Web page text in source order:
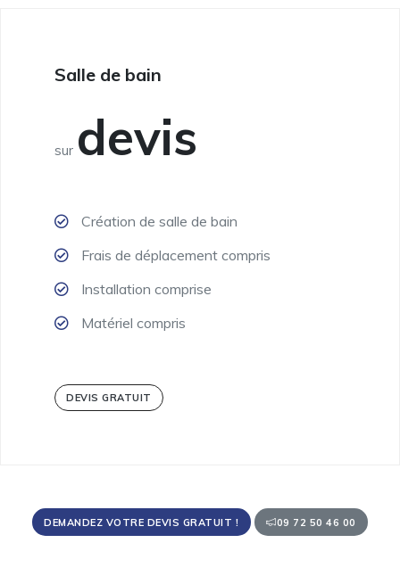
Salle de bain
sur devis
Création de salle de bain
Frais de déplacement compris
Installation comprise
Matériel compris
DEVIS GRATUIT
DEMANDEZ VOTRE DEVIS GRATUIT ! 09 72 50 46 00